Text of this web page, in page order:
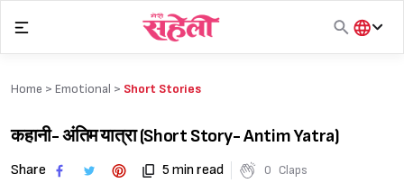
content
हिंदी
Home > Emotional > Short Stories
कहानी- अंतिम यात्रा (Short Story- Antim Yatra)
Share 5 min read 0 Claps